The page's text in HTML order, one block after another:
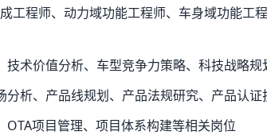
工程师、动力域功能工程师、车身域功能工
技术价值分析、车型竞争力策略、科技战略
分析、产品线规划、产品法规研究、产品认
OTA项目管理、项目体系构建等相关岗位